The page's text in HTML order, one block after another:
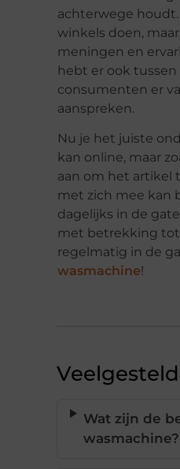
achterwege
winkels doen,
meningen en
hebt er ook
consumenten er
aanspreken.
Nu je het juiste
kan online, maar
aan om het artikel
met zich mee kan
dagelijks in de
met betrekking tot
regelmatig in de
wasmachine!
Wat zijn de
wasmachine?